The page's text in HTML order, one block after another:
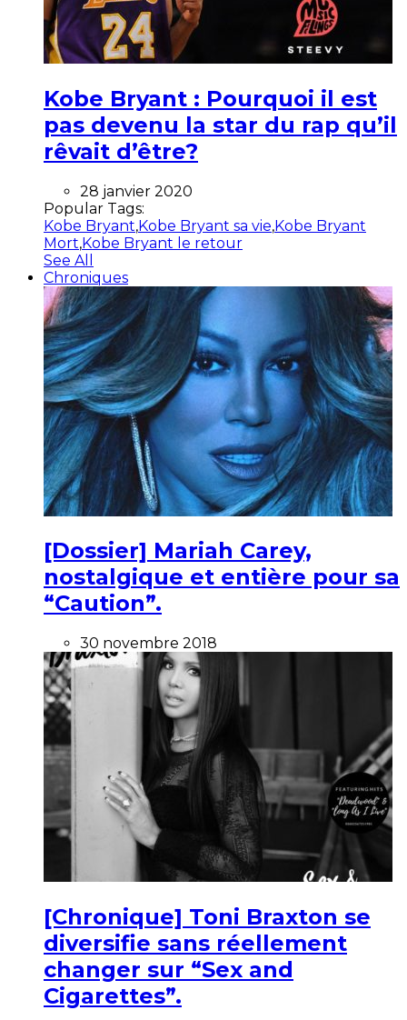
Kobe Bryant : Pourquoi il est
pas devenu la star du rap qu’il
rêvait d’être?
28 janvier 2020
Popular Tags:
Kobe Bryant,Kobe Bryant sa vie,Kobe Bryant
Mort,Kobe Bryant le retour
See All
Chroniques
[Dossier] Mariah Carey,
nostalgique et entière pour sa
“Caution”.
30 novembre 2018
[Chronique] Toni Braxton se
diversifie sans réellement
changer sur “Sex and
Cigarettes”.